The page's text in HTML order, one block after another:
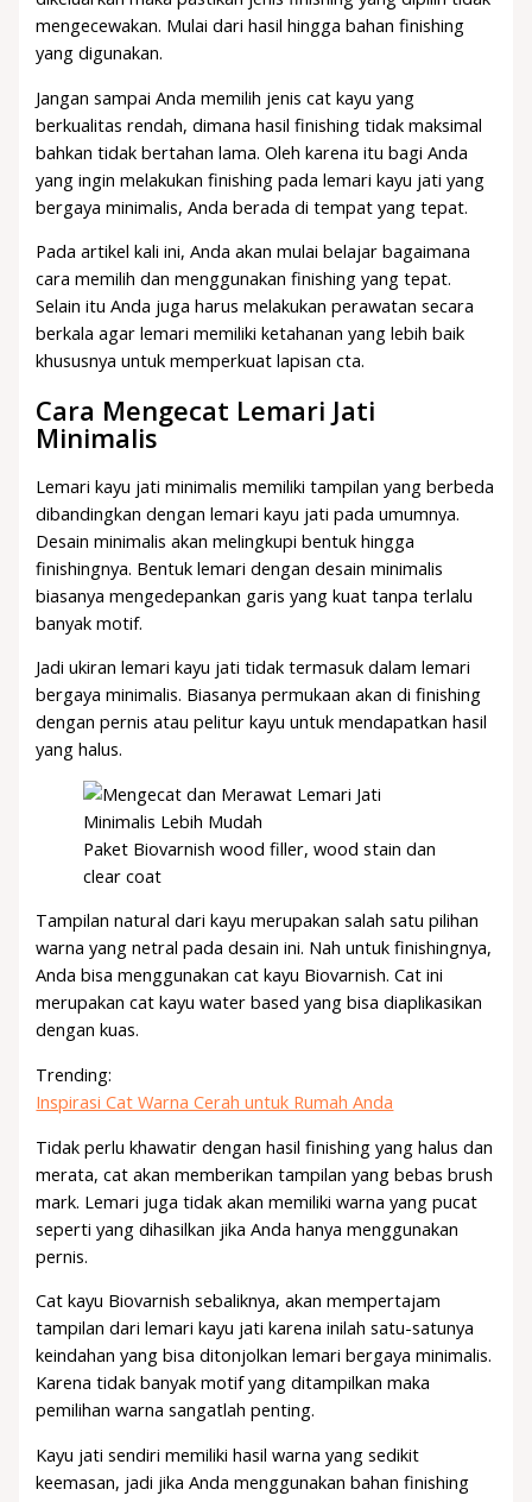
mengecewakan. Mulai dari hasil hingga bahan finishing
yang digunakan.
Jangan sampai Anda memilih jenis cat kayu yang
berkualitas rendah, dimana hasil finishing tidak maksimal
bahkan tidak bertahan lama. Oleh karena itu bagi Anda
yang ingin melakukan finishing pada lemari kayu jati yang
bergaya minimalis, Anda berada di tempat yang tepat.
Pada artikel kali ini, Anda akan mulai belajar bagaimana
cara memilih dan menggunakan finishing yang tepat.
Selain itu Anda juga harus melakukan perawatan secara
berkala agar lemari memiliki ketahanan yang lebih baik
khususnya untuk memperkuat lapisan cta.
Cara Mengecat Lemari Jati
Minimalis
Lemari kayu jati minimalis memiliki tampilan yang berbeda
dibandingkan dengan lemari kayu jati pada umumnya.
Desain minimalis akan melingkupi bentuk hingga
finishingnya. Bentuk lemari dengan desain minimalis
biasanya mengedepankan garis yang kuat tanpa terlalu
banyak motif.
Jadi ukiran lemari kayu jati tidak termasuk dalam lemari
bergaya minimalis. Biasanya permukaan akan di finishing
dengan pernis atau pelitur kayu untuk mendapatkan hasil
yang halus.
Paket Biovarnish wood filler, wood stain dan
clear coat
Tampilan natural dari kayu merupakan salah satu pilihan
warna yang netral pada desain ini. Nah untuk finishingnya,
Anda bisa menggunakan cat kayu Biovarnish. Cat ini
merupakan cat kayu water based yang bisa diaplikasikan
dengan kuas.
Trending:
Inspirasi Cat Warna Cerah untuk Rumah Anda
Tidak perlu khawatir dengan hasil finishing yang halus dan
merata, cat akan memberikan tampilan yang bebas brush
mark. Lemari juga tidak akan memiliki warna yang pucat
seperti yang dihasilkan jika Anda hanya menggunakan
pernis.
Cat kayu Biovarnish sebaliknya, akan mempertajam
tampilan dari lemari kayu jati karena inilah satu-satunya
keindahan yang bisa ditonjolkan lemari bergaya minimalis.
Karena tidak banyak motif yang ditampilkan maka
pemilihan warna sangatlah penting.
Kayu jati sendiri memiliki hasil warna yang sedikit
keemasan, jadi jika Anda menggunakan bahan finishing